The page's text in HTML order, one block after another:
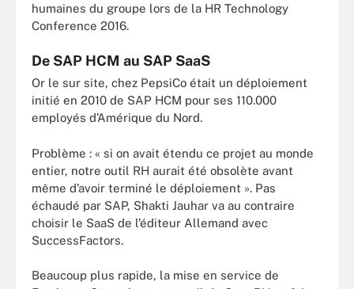
humaines du groupe lors de la HR Technology
Conference 2016.
De SAP HCM au SAP SaaS
Or le sur site, chez PepsiCo était un déploiement
initié en 2010 de SAP HCM pour ses 110.000
employés d’Amérique du Nord.
Problème : « si on avait étendu ce projet au monde
entier, notre outil RH aurait été obsolète avant
même d’avoir terminé le déploiement ». Pas
échaudé par SAP, Shakti Jauhar va au contraire
choisir le SaaS de l’éditeur Allemand avec
SuccessFactors.
Beaucoup plus rapide, la mise en service de